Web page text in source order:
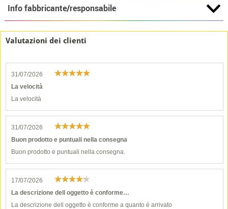
Info fabbricante/responsabile
Valutazioni dei clienti
31/07/2026
La velocità
La velocità
31/07/2026
Buon prodotto e puntuali nella consegna
Buon prodotto e puntuali nella consegna.
17/07/2026
La descrizione dell oggetto è conforme…
La descrizione dell oggetto è conforme a quanto è arrivato